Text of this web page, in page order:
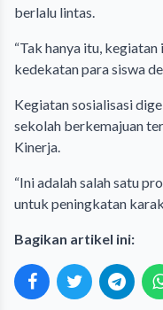
berlalu lintas.
“Tak hanya itu,
kedekatan para siswa
Kegiatan sosialisasi
sekolah berkemajuan
Kinerja.
“Ini adalah salah satu
untuk peningkatan
Bagikan artikel ini: